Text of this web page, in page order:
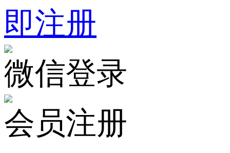
即注册
微信登录
会员注册